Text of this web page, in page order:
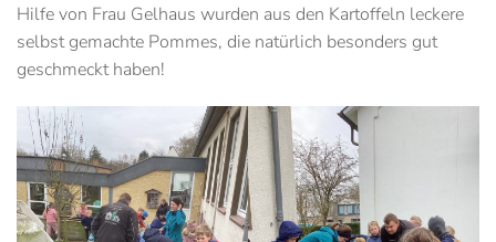
Hilfe von Frau Gelhaus wurden aus den Kartoffeln leckere
selbst gemachte Pommes, die natürlich besonders gut
geschmeckt haben!